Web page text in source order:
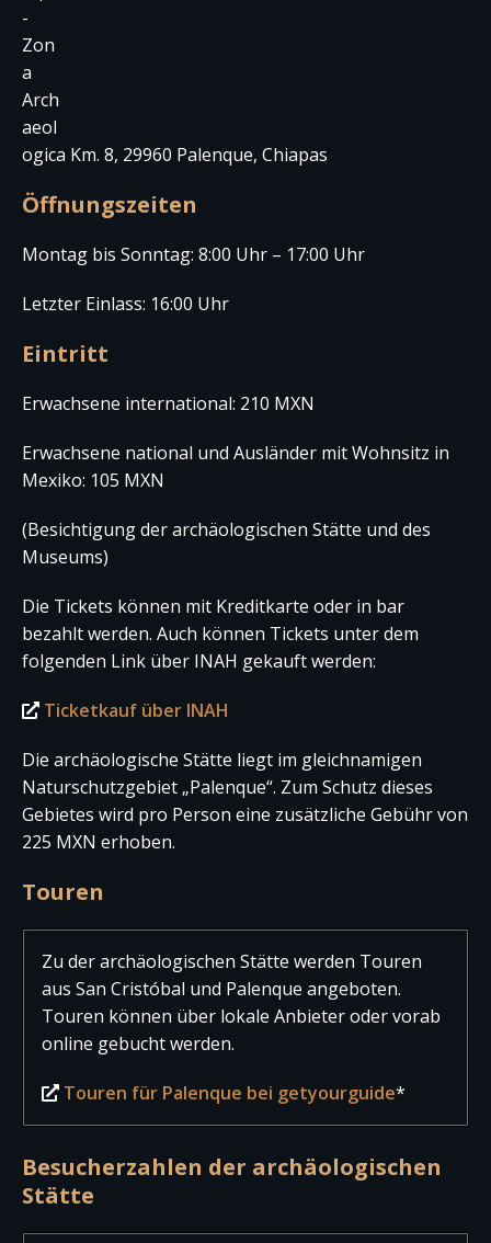
-
Zon
a
Arch
aeol
ogica Km. 8, 29960 Palenque, Chiapas
Öffnungszeiten
Montag bis Sonntag: 8:00 Uhr – 17:00 Uhr
Letzter Einlass: 16:00 Uhr
Eintritt
Erwachsene international: 210 MXN
Erwachsene national und Ausländer mit Wohnsitz in
Mexiko: 105 MXN
(Besichtigung der archäologischen Stätte und des
Museums)
Die Tickets können mit Kreditkarte oder in bar
bezahlt werden. Auch können Tickets unter dem
folgenden Link über INAH gekauft werden:
Ticketkauf über INAH
Die archäologische Stätte liegt im gleichnamigen
Naturschutzgebiet „Palenque“. Zum Schutz dieses
Gebietes wird pro Person eine zusätzliche Gebühr von
225 MXN erhoben.
Touren
Zu der archäologischen Stätte werden Touren
aus San Cristóbal und Palenque angeboten.
Touren können über lokale Anbieter oder vorab
online gebucht werden.
Touren für Palenque bei getyourguide*
Besucherzahlen der archäologischen
Stätte